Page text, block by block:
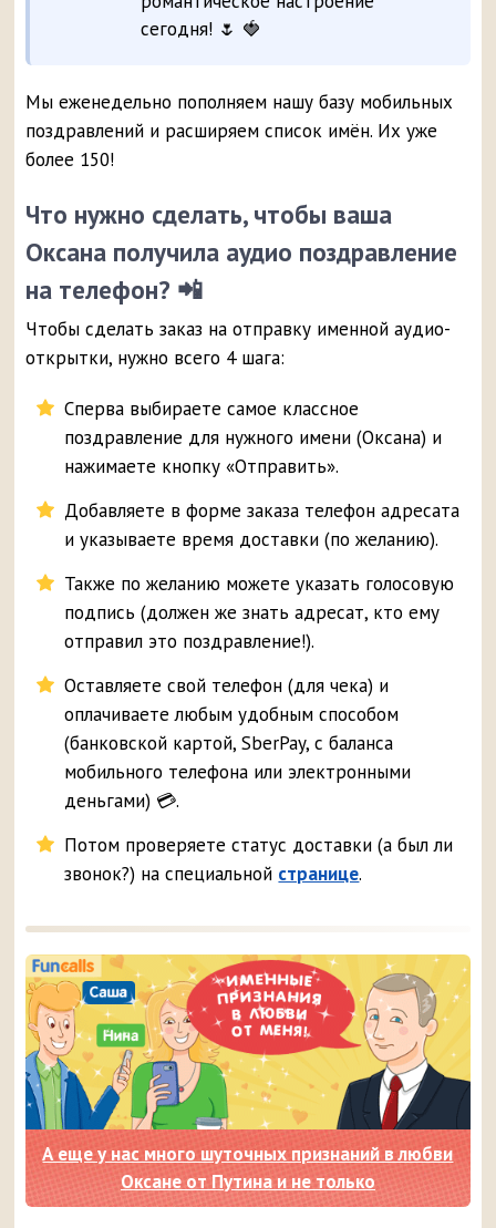
сегодня! 🌷 🍓
Мы еженедельно пополняем нашу базу мобильных
поздравлений и расширяем список имён. Их уже
более 150!
Что нужно сделать, чтобы ваша
Оксана получила аудио поздравление
на телефон? 📲
Чтобы сделать заказ на отправку именной аудио-
открытки, нужно всего 4 шага:
Сперва выбираете самое классное
поздравление для нужного имени (Оксана) и
нажимаете кнопку «Отправить».
Добавляете в форме заказа телефон адресата
и указываете время доставки (по желанию).
Также по желанию можете указать голосовую
подпись (должен же знать адресат, кто ему
отправил это поздравление!).
Оставляете свой телефон (для чека) и
оплачиваете любым удобным способом
(банковской картой, SberPay, с баланса
мобильного телефона или электронными
деньгами) 💳.
Потом проверяете статус доставки (а был ли
звонок?) на специальной странице.
А еще у нас много шуточных признаний в любви
Оксане от Путина и не только